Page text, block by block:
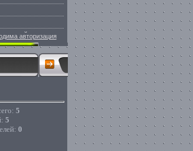
авторизация
5
5
0